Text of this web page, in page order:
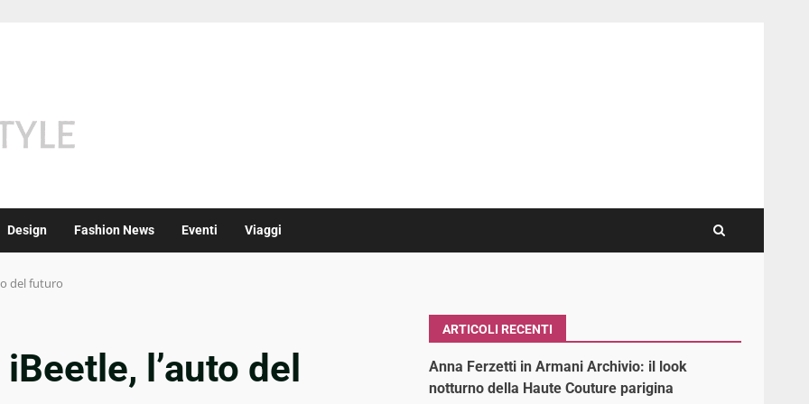
Design Fashion News Eventi Viaggi
del futuro
l’auto del
ARTICOLI RECENTI
Anna Ferzetti in Armani Archivio: il look
notturno della Haute Couture parigina